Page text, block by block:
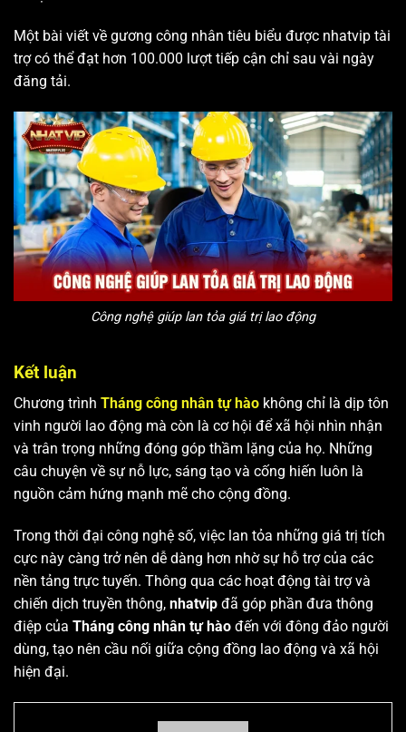
Một bài viết về gương công nhân tiêu biểu được nhatvip tài
trợ có thể đạt hơn 100.000 lượt tiếp cận chỉ sau vài ngày
đăng tải.
Công nghệ giúp lan tỏa giá trị lao động
Kết luận
Chương trình Tháng công nhân tự hào không chỉ là dịp tôn
vinh người lao động mà còn là cơ hội để xã hội nhìn nhận
và trân trọng những đóng góp thầm lặng của họ. Những
câu chuyện về sự nỗ lực, sáng tạo và cống hiến luôn là
nguồn cảm hứng mạnh mẽ cho cộng đồng.
Trong thời đại công nghệ số, việc lan tỏa những giá trị tích
cực này càng trở nên dễ dàng hơn nhờ sự hỗ trợ của các
nền tảng trực tuyến. Thông qua các hoạt động tài trợ và
chiến dịch truyền thông, nhatvip đã góp phần đưa thông
điệp của Tháng công nhân tự hào đến với đông đảo người
dùng, tạo nên cầu nối giữa cộng đồng lao động và xã hội
hiện đại.